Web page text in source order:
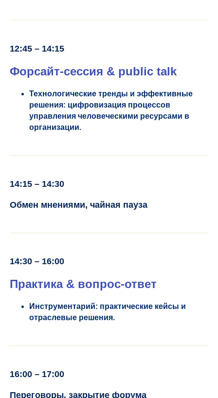
12:45 – 14:15
Форсайт-сессия & public talk
Технологические тренды и эффективные
решения: цифровизация процессов
управления человеческими ресурсами в
организации.
14:15 – 14:30
Обмен мнениями, чайная пауза
14:30 – 16:00
Практика & вопрос-ответ
Инструментарий: практические кейсы и
отраслевые решения.
16:00 – 17:00
Переговоры, закрытие форума